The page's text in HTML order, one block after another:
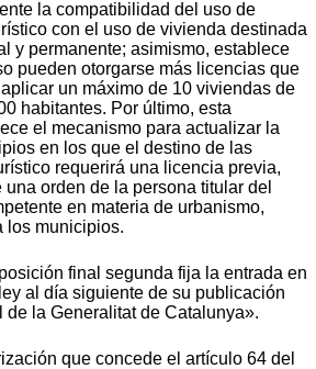
la compatibilidad del uso de
con el uso de vivienda destinada
y permanente; asimismo, establece
pueden otorgarse más licencias que
un máximo de 10 viviendas de
habitantes. Por último, esta
el mecanismo para actualizar la
en los que el destino de las
requerirá una licencia previa,
orden de la persona titular del
en materia de urbanismo,
los municipios.
final segunda fija la entrada en
al día siguiente de su publicación
de la Generalitat de Catalunya».
que concede el artículo 64 del